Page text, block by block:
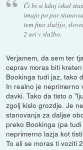
Či bi si kdaj iskal
imajo po par
tem fino služijo,
2 uri v službo.
Verjamem, da sem ter
ceprav moras biti
Bookinga tudi jaz, tako
In realno je neprimerno
davki. Tako da tisto o
zgolj kislo grozdje. Je
stanovanja za daljse
preko Bookinga (pa
neprimerno lazja kot
To ali se moras ti voziti